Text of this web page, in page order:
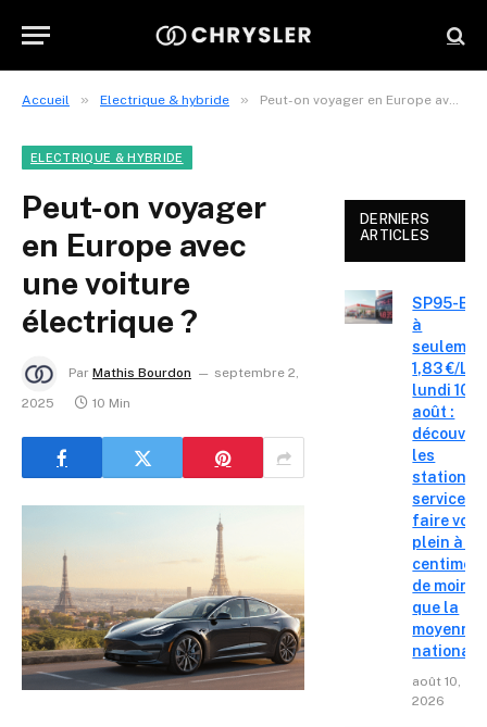
Accueil » Electrique & hybride » Peut-on voyager en Europe avec une voiture électrique ?
ELECTRIQUE & HYBRIDE
Peut-on voyager
en Europe avec
une voiture
électrique ?
Par Mathis Bourdon
septembre 2,
2025
10 Min
DERNIERS
ARTICLES
SP95-E10
à
1,83 €/L
lundi 10
août :
les
stations-
service où
faire
plein à 14
centimes
de moins
que la
moyenne
nationale
août 10,
2026